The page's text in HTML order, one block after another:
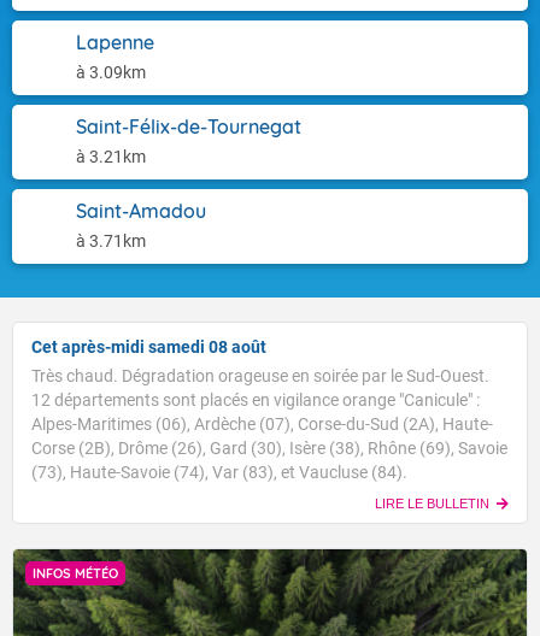
Lapenne
à 3.09km
Saint-Félix-de-Tournegat
à 3.21km
Saint-Amadou
à 3.71km
Cet après-midi samedi 08 août
Très chaud. Dégradation orageuse en soirée par le Sud-Ouest.
12 départements sont placés en vigilance orange "Canicule" :
Alpes-Maritimes (06), Ardèche (07), Corse-du-Sud (2A), Haute-
Corse (2B), Drôme (26), Gard (30), Isère (38), Rhône (69), Savoie
(73), Haute-Savoie (74), Var (83), et Vaucluse (84).
LIRE LE BULLETIN
INFOS MÉTÉO